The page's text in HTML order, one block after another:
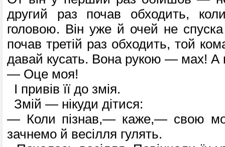
другий раз почав обходить,
головою. Він уже й очей не
почав третій раз обходить, той
давай кусать. Вона рукою — мах! А
— Оце моя!
І привів її до змія.
Змій — нікуди дітися:
— Коли пізнав,— каже,— свою
зачнемо й весілля гулять.